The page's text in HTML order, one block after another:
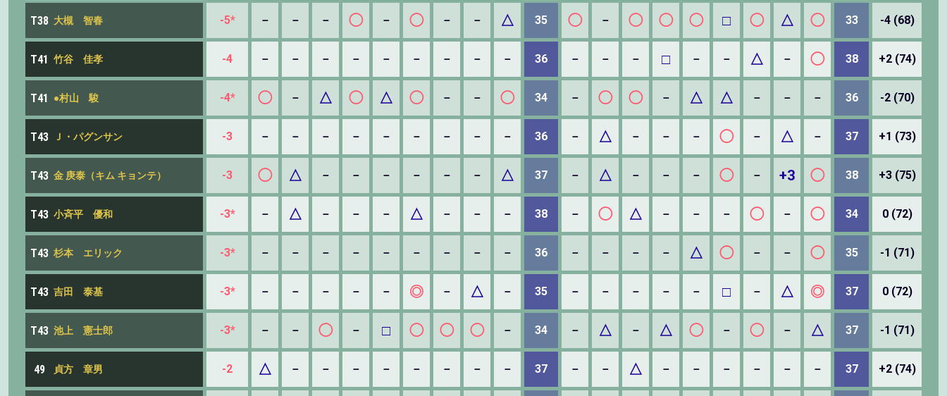
T38 大槻 智春 -5* － － － ◯ － ◯ － － △ 35 ◯ － ◯ ◯ ◯ □ ◯ △ ◯ 33 -4 (68)
T41 竹谷 佳孝 -4 － － － － － － － － － 36 － － － □ － － △ － ◯ 38 +2 (74)
T41 ●村山 駿 -4* ◯ － △ ◯ △ ◯ － － ◯ 34 － ◯ ◯ － △ △ － － － 36 -2 (70)
T43 Ｊ・パグンサン -3 － － － － － － － － － 36 － △ － － － ◯ － △ － 37 +1 (73)
T43 金 庚泰（キム キョンテ） -3 ◯ △ － － － － － － △ 37 － △ － － － ◯ － +3 ◯ 38 +3 (75)
T43 小斉平 優和 -3* － △ － － － △ － － － 38 － ◯ △ － － － ◯ － ◯ 34 0 (72)
T43 杉本 エリック -3* － － － － － － － － － 36 － － － － △ ◯ － － ◯ 35 -1 (71)
T43 吉田 泰基 -3* － － － － － ◎ － △ － 35 － － － － － □ － △ ◎ 37 0 (72)
T43 池上 憲士郎 -3* － － ◯ － □ ◯ ◯ ◯ － 34 － △ － △ ◯ － ◯ － △ 37 -1 (71)
49 貞方 章男 -2 △ － － － － － － － － 37 － － △ － － － － － － 37 +2 (74)